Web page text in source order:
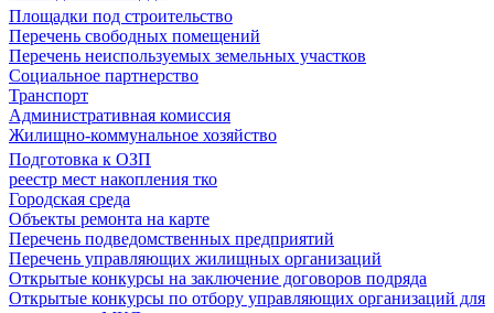
Площадки под строительство
Перечень свободных помещений
Перечень неиспользуемых земельных участков
Социальное партнерство
Транспорт
Административная комиссия
Жилищно-коммунальное хозяйство
Подготовка к ОЗП
реестр мест накопления тко
Городская среда
Объекты ремонта на карте
Перечень подведомственных предприятий
Перечень управляющих жилищных организаций
Открытые конкурсы на заключение договоров подряда
Открытые конкурсы по отбору управляющих организаций для